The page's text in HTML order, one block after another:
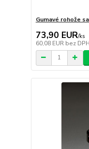
Gumavé rohože
73,90 EUR/ks
60,08 EUR bez DPH